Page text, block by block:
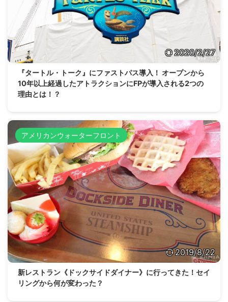
2020/2/27
『タートル・トーク』にファストパス導入！ オープンから
10年以上経過したアトラクションにFPが導入される2つの
理由とは！？
アメリカンウォーターフロント
2019/8/22
新レストラン《ドックサイドダイナー》に行ってきた！セイ
リングから何が変わった？